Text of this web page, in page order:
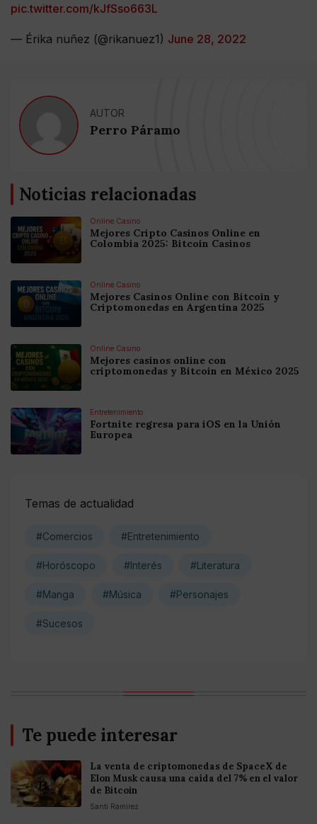
pic.twitter.com/kJfSso663L
— Érika nuñez (@rikanuez1) June 28, 2022
AUTOR
Perro Páramo
Noticias relacionadas
Online Casino
Mejores Cripto Casinos Online en
Colombia 2025: Bitcoin Casinos
Online Casino
Mejores Casinos Online con Bitcoin y
Criptomonedas en Argentina 2025
Online Casino
Mejores casinos online con
criptomonedas y Bitcoin en México 2025
Entretenimiento
Fortnite regresa para iOS en la Unión
Europea
Temas de actualidad
#Comercios #Entretenimiento
#Horóscopo #Interés #Literatura
#Manga #Música #Personajes
#Sucesos
Te puede interesar
La venta de criptomonedas de SpaceX de
Elon Musk causa una caída del 7% en el valor
de Bitcoin
Santi Ramirez